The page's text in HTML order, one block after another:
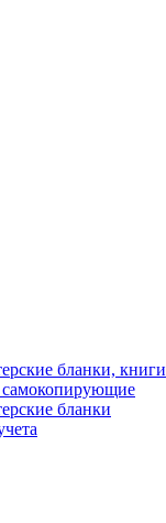
бланки, книги
бланки